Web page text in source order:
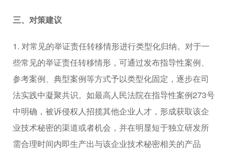
三、对策建议
1. 对常见的举证责任转移情形进行类型化归纳。对于一
些常见的举证责任转移情形，可通过发布指导性案例、
参考案例、典型案例等方式予以类型化固定，逐步在司
法实践中凝聚共识。如最高人民法院在指导性案例273号
中明确，被诉侵权人招揽其他企业人才，形成获取该企
业技术秘密的渠道或者机会，并在明显短于独立研发所
需合理时间内即生产出与该企业技术秘密相关的产品